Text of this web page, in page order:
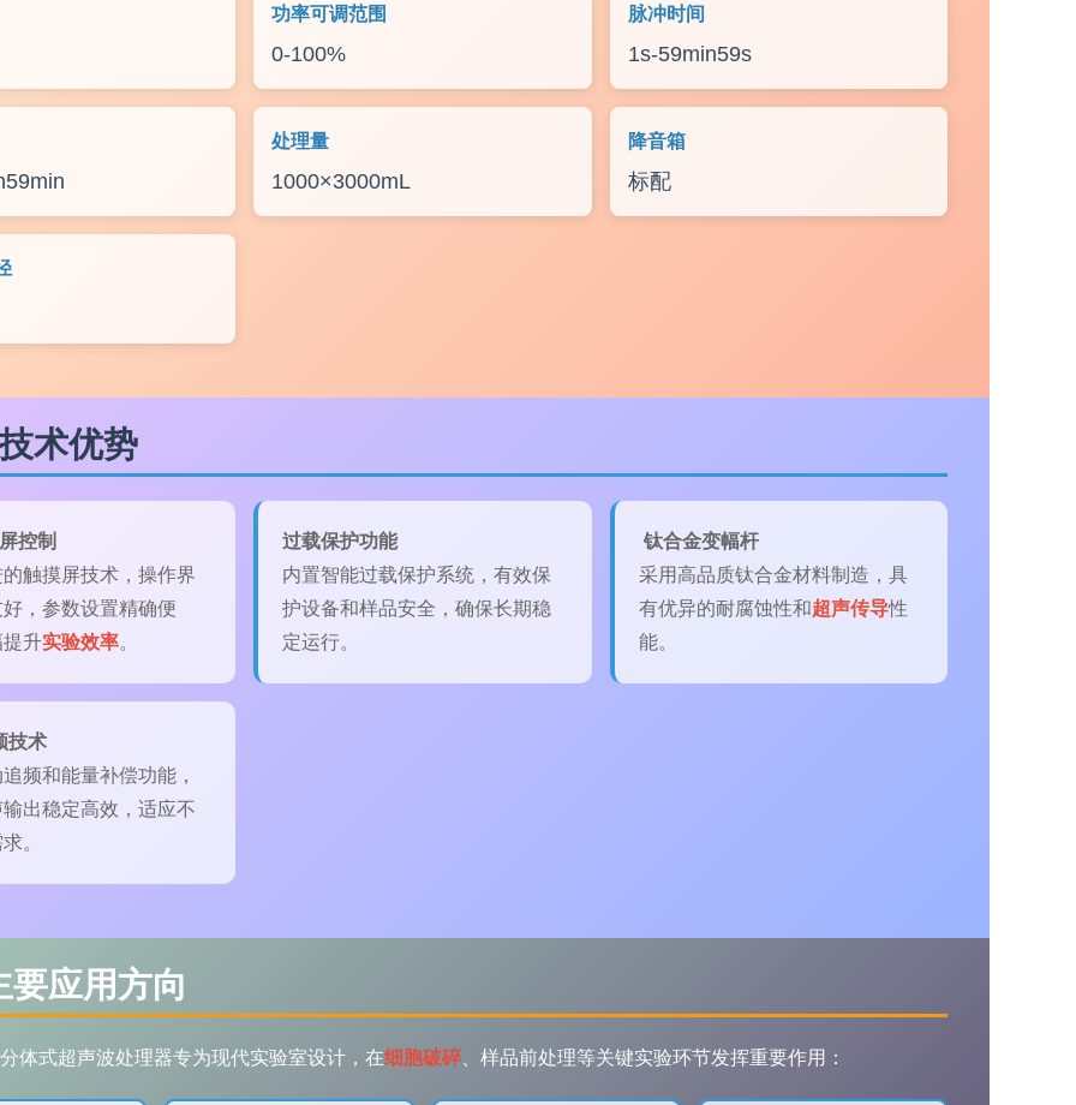
功率可调范围
0-100%
脉冲时间
1s-59min59s
处理量
1000×3000mL
降音箱
标配
术优势
控制
触摸屏技术，操作界
，参数设置精确便
升实验效率。
过载保护功能
内置智能过载保护系统，有效保
护设备和样品安全，确保长期稳
定运行。
钛合金变幅杆
采用高品质钛合金材料制造，具
有优异的耐腐蚀性和超声传导性
能。
技术
频和能量补偿功能，
出稳定高效，适应不
。
要应用方向
体式超声波处理器专为现代实验室设计，在细胞破碎 、样品前处理等关键实验环节发挥重要作用：